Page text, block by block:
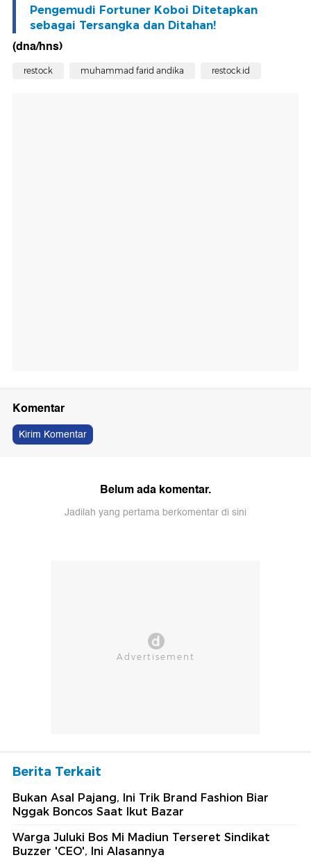
Pengemudi Fortuner Koboi Ditetapkan
sebagai Tersangka dan Ditahan!
(dna/hns)
restock muhammad farid andika restock.id
Komentar
Kirim Komentar
Belum ada komentar.
Jadilah yang pertama berkomentar di sini
Berita Terkait
Bukan Asal Pajang, Ini Trik Brand Fashion Biar
Nggak Boncos Saat Ikut Bazar
Warga Juluki Bos Mi Madiun Terseret Sindikat
Buzzer 'CEO', Ini Alasannya